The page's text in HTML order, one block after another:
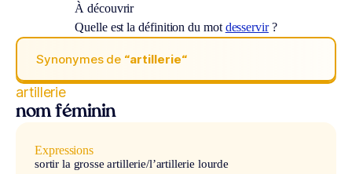
À découvrir
Quelle est la définition du mot desservir?
Synonymes de “artillerie“
artillerie
nom féminin
Expressions
sortir la grosse artillerie/l’artillerie lourde